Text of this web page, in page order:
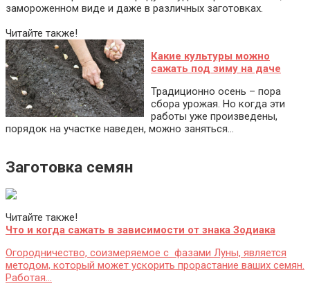
замороженном виде и даже в различных заготовках.
Читайте также!
Какие культуры можно
сажать под зиму на даче
Традиционно осень – пора
сбора урожая. Но когда эти
работы уже произведены,
порядок на участке наведен, можно заняться…
Заготовка семян
Читайте также!
Что и когда сажать в зависимости от знака Зодиака
Огородничество, соизмеряемое с фазами Луны, является
методом, который может ускорить прорастание ваших семян.
Работая…